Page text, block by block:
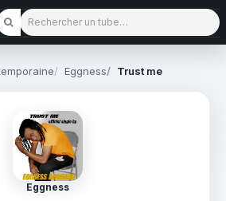
un tube
Eggness Trust me
Eggness